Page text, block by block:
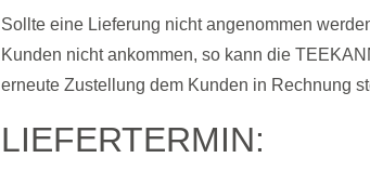
Sollte eine Lieferung nicht angenommen
Kunden nicht ankommen, so kann die
erneute Zustellung dem Kunden in Rechnung
LIEFERTERMIN: